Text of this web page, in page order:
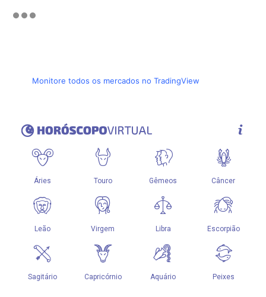
Monitore todos os mercados no TradingView